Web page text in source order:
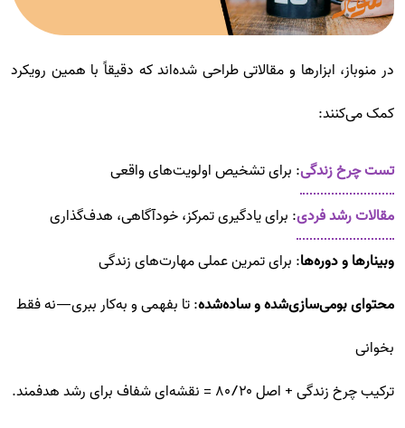
در منوباز، ابزارها و مقالاتی طراحی شده‌اند که دقیقاً با همین رویکرد
کمک می‌کنند:
تست چرخ زندگی: برای تشخیص اولویت‌های واقعی
مقالات رشد فردی: برای یادگیری تمرکز، خودآگاهی، هدف‌گذاری
وبینارها و دوره‌ها: برای تمرین عملی مهارت‌های زندگی
محتوای بومی‌سازی‌شده و ساده‌شده: تا بفهمی و به‌کار ببری—نه فقط
بخوانی
ترکیب چرخ زندگی + اصل ۸۰/۲۰ = نقشه‌ای شفاف برای رشد هدفمند.